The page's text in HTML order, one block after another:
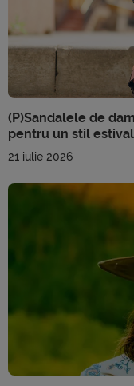
(P)Sandalele de
pentru un stil
21 iulie 2026